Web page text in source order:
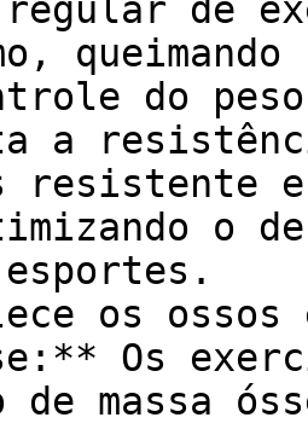
de
do
a
resistente
o
os ossos
Os
de massa